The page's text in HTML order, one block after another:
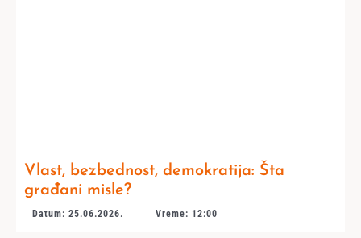
Vlast, bezbednost, demokratija: Šta
građani misle?
Datum: 25.06.2026. Vreme: 12:00